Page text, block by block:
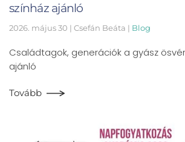
színház ajánló
2026. május 30 | Csefán Beáta | Blog
Családtagok, generációk a gyász
ajánló
Tovább